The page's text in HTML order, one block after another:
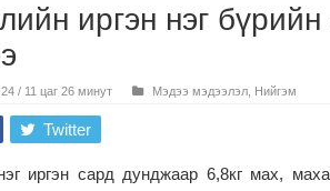
иргэн нэг
/ 11 цаг 26 минут Мэдээ мэдээлэл Нийгэм
Twitter
иргэн сард дунджаар 6,8кг мах,